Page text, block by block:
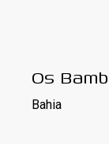
Os
Bahia